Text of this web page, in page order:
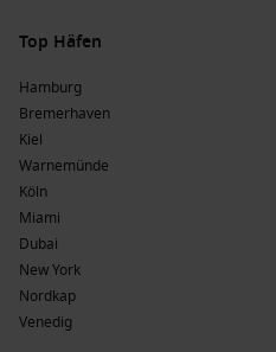
Top Häfen
Hamburg
Bremerhaven
Kiel
Warnemünde
Köln
Miami
Dubai
New York
Nordkap
Venedig